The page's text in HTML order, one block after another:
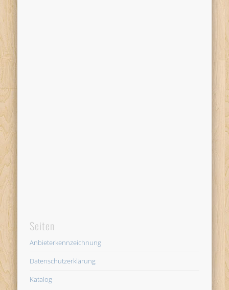
Seiten
Anbieterkennzeichnung
Datenschutzerklärung
Katalog